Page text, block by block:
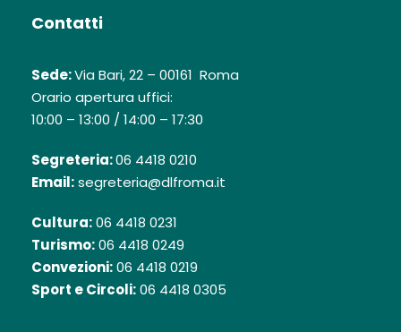
Contatti
Sede:Via Bari, 22 – 00161 Roma
Orario apertura uffici:
10:00 – 13:00 / 14:00 – 17:30
Segreteria:06 4418 0210
Email:segreteria@dlfroma.it
Cultura:06 4418 0231
Turismo:06 4418 0249
Convezioni:06 4418 0219
Sport e Circoli:06 4418 0305